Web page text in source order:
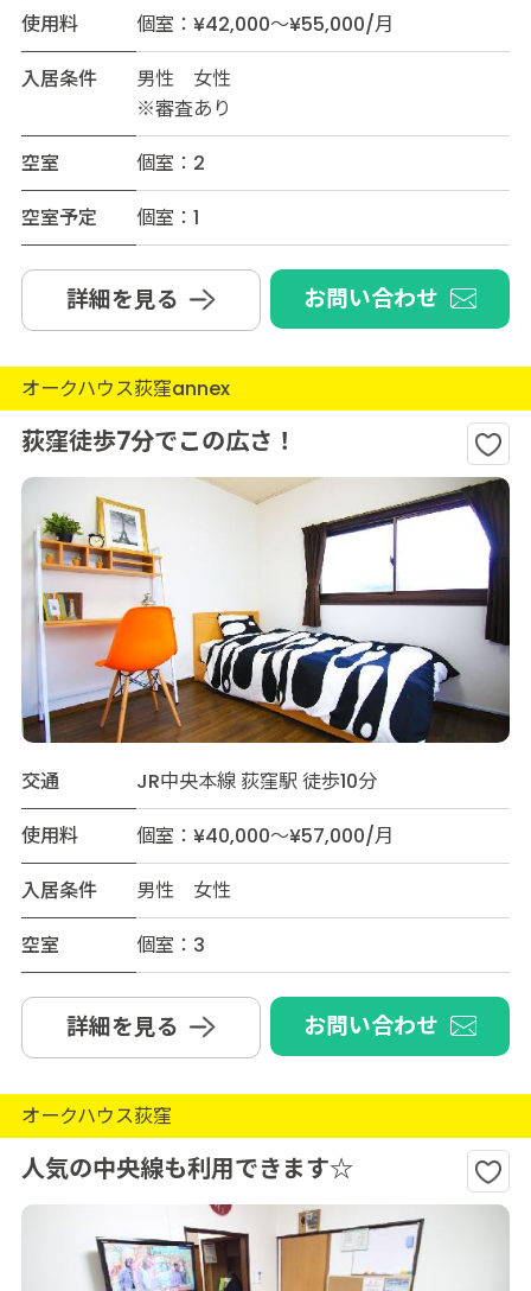
使用料
個室：¥42,000～¥55,000/月
入居条件
男性 女性
※審査あり
空室
個室：2
空室予定
個室：1
詳細を見る お問い合わせ
オークハウス荻窪annex
荻窪徒歩7分でこの広さ！
交通
JR中央本線 荻窪駅 徒歩10分
使用料
個室：¥40,000～¥57,000/月
入居条件
男性 女性
空室
個室：3
詳細を見る お問い合わせ
オークハウス荻窪
人気の中央線も利用できます☆